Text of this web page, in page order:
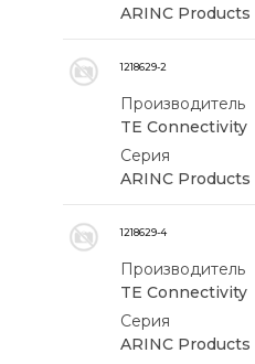
ARINC Products
1218629-2
Производитель
TE Connectivity
Серия
ARINC Products
1218629-4
Производитель
TE Connectivity
Серия
ARINC Products